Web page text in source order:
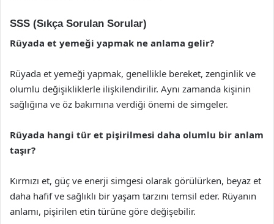
SSS (Sıkça Sorulan Sorular)
Rüyada et yemeği yapmak ne anlama gelir?
Rüyada et yemeği yapmak, genellikle bereket, zenginlik ve
olumlu değişikliklerle ilişkilendirilir. Aynı zamanda kişinin
sağlığına ve öz bakımına verdiği önemi de simgeler.
Rüyada hangi tür et pişirilmesi daha olumlu bir anlam
taşır?
Kırmızı et, güç ve enerji simgesi olarak görülürken, beyaz et
daha hafif ve sağlıklı bir yaşam tarzını temsil eder. Rüyanın
anlamı, pişirilen etin türüne göre değişebilir.